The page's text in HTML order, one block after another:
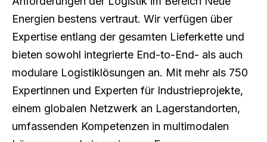
Energien bestens vertraut. Wir verfügen über
Expertise entlang der gesamten Lieferkette und
bieten sowohl integrierte End-to-End- als auch
modulare Logistiklösungen an. Mit mehr als 750
Expertinnen und Experten für Industrieprojekte,
einem globalen Netzwerk an Lagerstandorten,
umfassenden Kompetenzen in multimodalen